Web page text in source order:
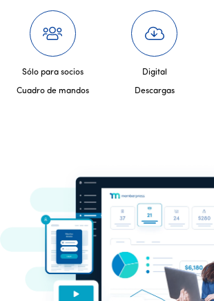
Sólo para socios
Cuadro de mandos
Digital
Descargas